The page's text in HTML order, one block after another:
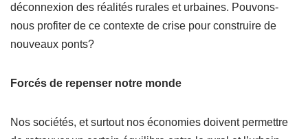
déconnexion des réalités rurales et urbaines. Pouvons-
nous profiter de ce contexte de crise pour construire de
nouveaux ponts?
Forcés de repenser notre monde
Nos sociétés, et surtout nos économies doivent permettre